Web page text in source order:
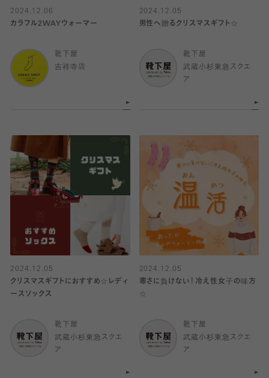
2024.12.06
カラフル2WAYウォーマー
靴下屋
吉祥寺店
2024.12.05
男性へ贈るクリスマスギフト☆
靴下屋
武蔵小杉東急スクエ
ア
2024.12.05
クリスマスギフトにおすすめ☆レディ
ースソックス
靴下屋
武蔵小杉東急スクエ
ア
2024.12.05
寒さに負けない！冷え性女子の味方
☆
靴下屋
武蔵小杉東急スクエ
ア